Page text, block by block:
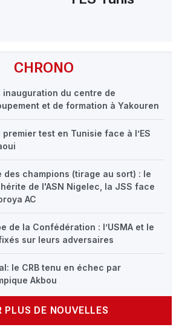
CHRONO
inauguration du centre de
et de formation à Yakouren
premier test en Tunisie face à l’ES
des champions (tirage au sort) : le
hérite de l'ASN Nigelec, la JSS face
AC
de la Confédération : l’USMA et le
sur leurs adversaires
le CRB tenu en échec par
Akbou
PLUS DE NOUVELLES